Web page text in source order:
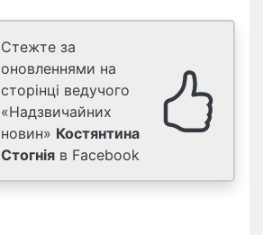
Стежте за
оновленнями на
сторінці ведучого
«Надзвичайних
новин» Костянтина
Стогнія в Facebook